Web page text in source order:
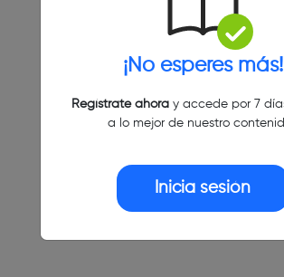
¡No esperes más!
Regístrate ahoray accede por 7
a lo mejor de nuestro
Inicia sesión